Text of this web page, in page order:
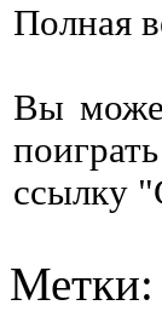
Полная
Вы
ссылку
Метки: